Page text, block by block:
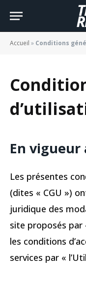
Accueil » Conditions
En vigueur
Les présentes
(dites « CGU »)
juridique des
site proposés par
les conditions
services par «